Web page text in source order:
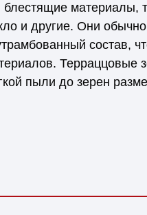
материалы,
и другие. Они
состав,
Терраццовые
пыли до зерен